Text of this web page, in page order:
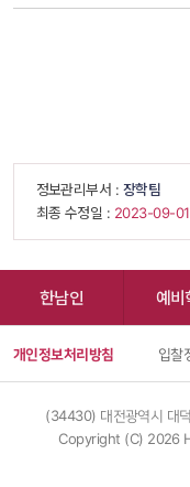
정보관리부서 : 장학팀
최종 수정일 : 2023-09-01
한남인 예비
개인정보처리방침 입찰
(34430) 대전광역시 대
Copyright (C) 2026